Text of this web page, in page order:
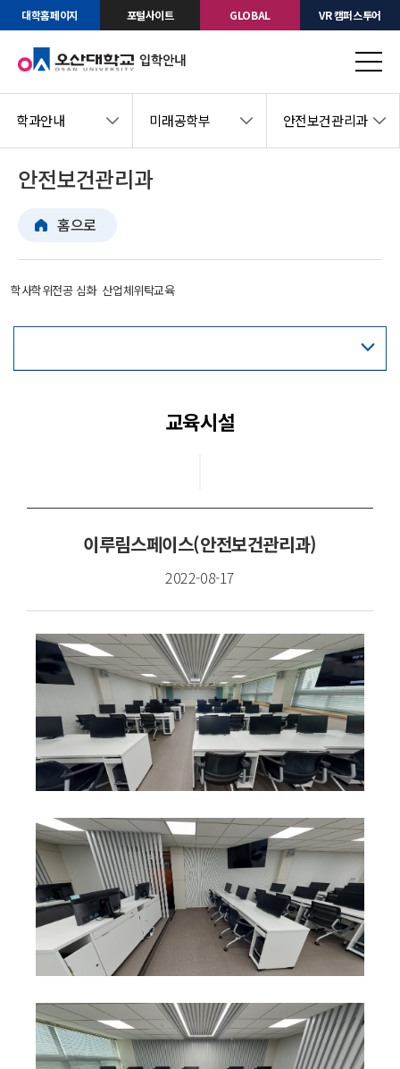
대학홈페이지 포털사이트 GLOBAL VR 캠퍼스투어
학과안내 미래공학부 안전보건관리과
안전보건관리과
홈으로
학사학위전공 심화 산업체위탁교육
교과목안내
학과소식
학과동영상
교육시설
이루림스페이스(안전보건관리과)
2022-08-17